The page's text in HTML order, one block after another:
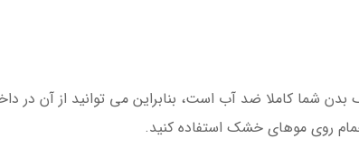
و خشک بدن شما کاملا ضد آب است، بنابراین می توانید از آن
حمام روی موهای خشک استفاده کنید.